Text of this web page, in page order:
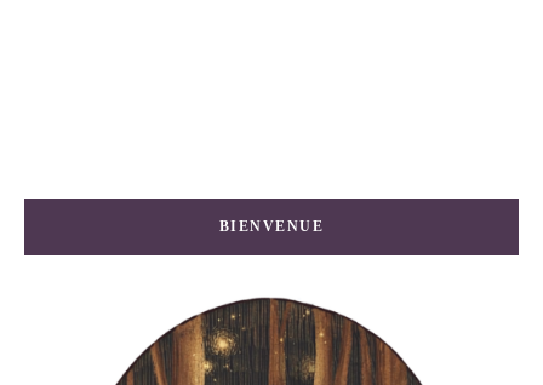
BIENVENUE